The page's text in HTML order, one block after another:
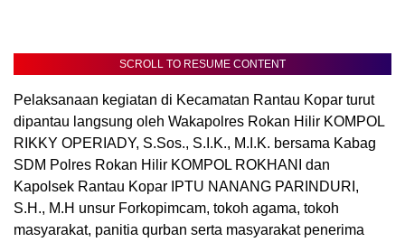
SCROLL TO RESUME CONTENT
Pelaksanaan kegiatan di Kecamatan Rantau Kopar turut
dipantau langsung oleh Wakapolres Rokan Hilir KOMPOL
RIKKY OPERIADY, S.Sos., S.I.K., M.I.K. bersama Kabag
SDM Polres Rokan Hilir KOMPOL ROKHANI dan
Kapolsek Rantau Kopar IPTU NANANG PARINDURI,
S.H., M.H unsur Forkopimcam, tokoh agama, tokoh
masyarakat, panitia qurban serta masyarakat penerima